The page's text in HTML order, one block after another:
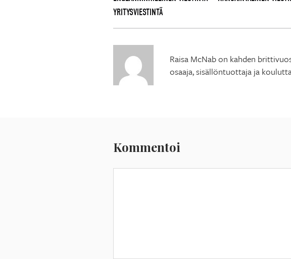
YRITYSVIESTINTÄ
Raisa McNab on kahden
osaaja, sisällöntuottaja ja
Kommentoi